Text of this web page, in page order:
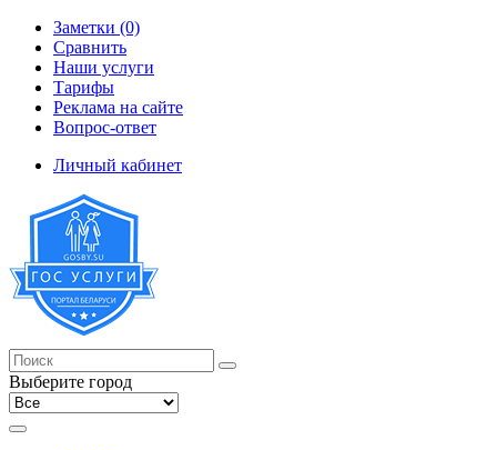
Заметки (0)
Сравнить
Наши услуги
Тарифы
Реклама на сайте
Вопрос-ответ
Личный кабинет
Выберите город